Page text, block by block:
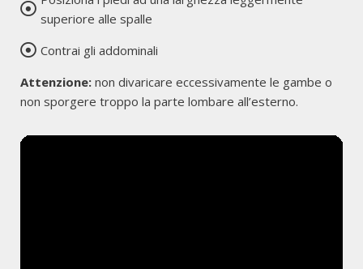
superiore alle spalle
Contrai gli addominali
Attenzione: non divaricare eccessivamente le gambe o
non sporgere troppo la parte lombare all’esterno.